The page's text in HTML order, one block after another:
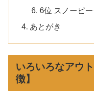
6位 スノーピ
あとがき
いろいろなアウ
徴】